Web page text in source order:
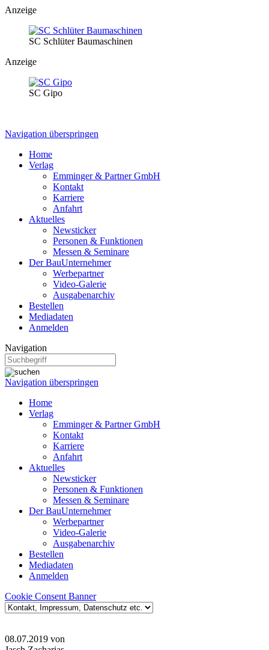
Anzeige
SC Schlüter Baumaschinen
Anzeige
SC Gipo
Navigation überspringen
Home
Verlag
Emminger & Partner GmbH
Kontakt
Karriere
Anfahrt
Aktuelles
Newsticker
Personen & Funktionen
Messen & Seminare
Der BauUnternehmer
Werbepartner
Video-Galerie
Ausgabenarchiv
Bestellen
Mediadaten
Anmelden
Navigation
Navigation überspringen
Home
Verlag
Emminger & Partner GmbH
Kontakt
Karriere
Anfahrt
Aktuelles
Newsticker
Personen & Funktionen
Messen & Seminare
Der BauUnternehmer
Werbepartner
Video-Galerie
Ausgabenarchiv
Bestellen
Mediadaten
Anmelden
Cookie Consent Banner
08.07.2019 von